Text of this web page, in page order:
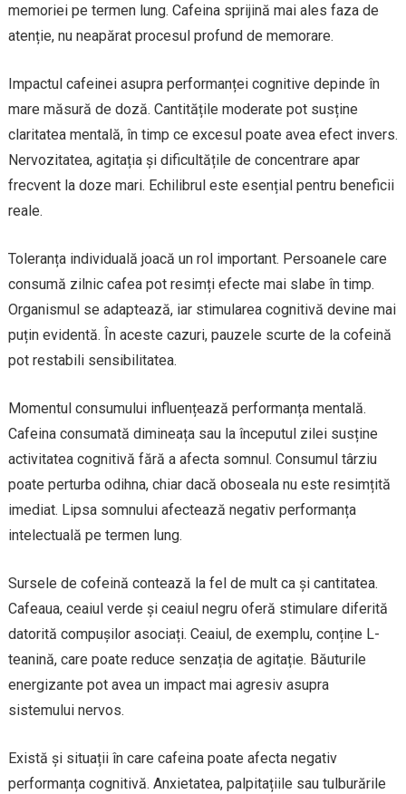
memoriei pe termen lung. Cafeina sprijină mai ales faza de
atenție, nu neapărat procesul profund de memorare.
Impactul cafeinei asupra performanței cognitive depinde în
mare măsură de doză. Cantitățile moderate pot susține
claritatea mentală, în timp ce excesul poate avea efect invers.
Nervozitatea, agitația și dificultățile de concentrare apar
frecvent la doze mari. Echilibrul este esențial pentru beneficii
reale.
Toleranța individuală joacă un rol important. Persoanele care
consumă zilnic cafea pot resimți efecte mai slabe în timp.
Organismul se adaptează, iar stimularea cognitivă devine mai
puțin evidentă. În aceste cazuri, pauzele scurte de la cofeină
pot restabili sensibilitatea.
Momentul consumului influențează performanța mentală.
Cafeina consumată dimineața sau la începutul zilei susține
activitatea cognitivă fără a afecta somnul. Consumul târziu
poate perturba odihna, chiar dacă oboseala nu este resimțită
imediat. Lipsa somnului afectează negativ performanța
intelectuală pe termen lung.
Sursele de cofeină contează la fel de mult ca și cantitatea.
Cafeaua, ceaiul verde și ceaiul negru oferă stimulare diferită
datorită compușilor asociați. Ceaiul, de exemplu, conține L-
teanină, care poate reduce senzația de agitație. Băuturile
energizante pot avea un impact mai agresiv asupra
sistemului nervos.
Există și situații în care cafeina poate afecta negativ
performanța cognitivă. Anxietatea, palpitațiile sau tulburările